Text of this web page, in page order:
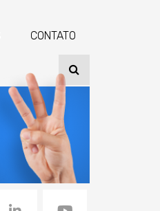
CONTATO